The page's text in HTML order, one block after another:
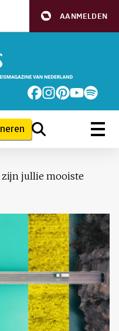
AANMELDEN
jullie mooiste